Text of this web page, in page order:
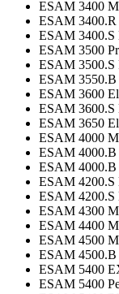
ESAM 3400
ESAM
ESAM 3400.S
ESAM 3500
ESAM 3500.S
ESAM 3550.B
ESAM 3600
ESAM 3600.S
ESAM 3650
ESAM 4000
ESAM
ESAM 4000.B
ESAM 4200.S
ESAM 4200.S
ESAM 4300
ESAM 4400
ESAM 4500
ESAM 4500.B
ESAM 5400
ESAM 5400